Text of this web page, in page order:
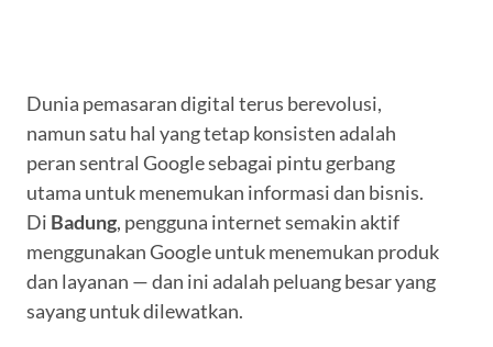
Dunia pemasaran digital terus berevolusi,
namun satu hal yang tetap konsisten adalah
peran sentral Google sebagai pintu gerbang
utama untuk menemukan informasi dan bisnis.
Di Badung, pengguna internet semakin aktif
menggunakan Google untuk menemukan produk
dan layanan — dan ini adalah peluang besar yang
sayang untuk dilewatkan.